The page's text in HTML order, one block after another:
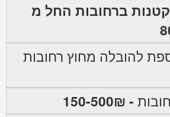
ברחובות החל מ
400₪ תוספת להובלה מחוץ רחובות
- 150-500₪